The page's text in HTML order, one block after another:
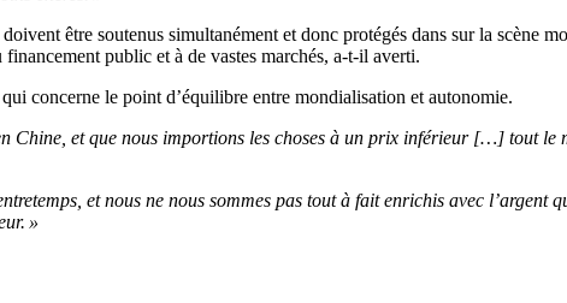
doivent être soutenus simultanément et donc protégés dans sur la scène
public et à de vastes marchés, a-t-il averti.
concerne le point d’équilibre entre mondialisation et autonomie.
Chine, et que nous importions les choses à un prix inférieur […] tout le
et nous ne nous sommes pas tout à fait enrichis avec l’argent
»